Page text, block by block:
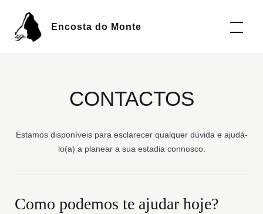
Encosta do Monte
CONTACTOS
Estamos disponíveis para esclarecer qualquer dúvida e ajudá-
lo(a) a planear a sua estadia connosco.
Como podemos te ajudar hoje?